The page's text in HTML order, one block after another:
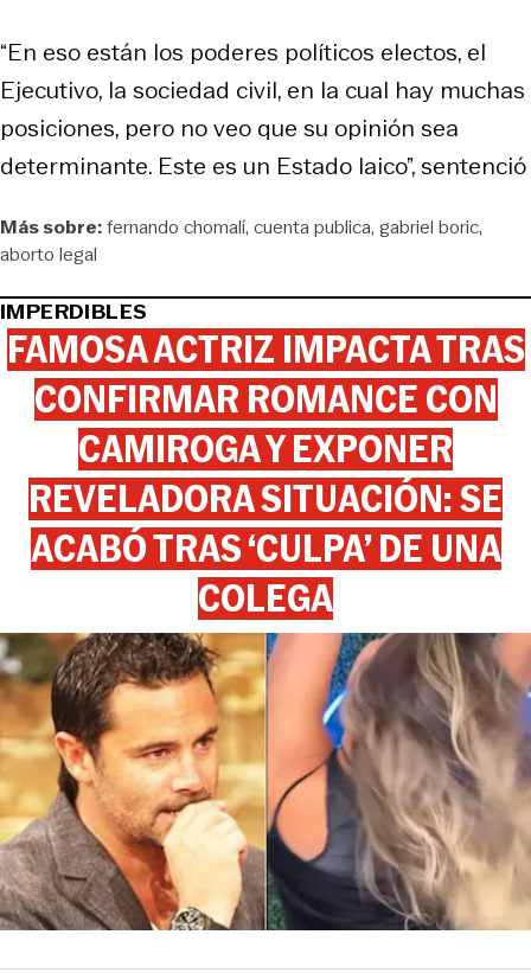
“En eso están los poderes políticos electos, el
Ejecutivo, la sociedad civil, en la cual hay muchas
posiciones, pero no veo que su opinión sea
determinante. Este es un Estado laico”, sentenció
Más sobre:fernando chomalí cuenta publica gabriel boric
aborto legal
IMPERDIBLES
FAMOSA ACTRIZ IMPACTA TRAS
CONFIRMAR ROMANCE CON
CAMIROGA Y EXPONER
REVELADORA SITUACIÓN: SE
ACABÓ TRAS ‘CULPA’ DE UNA
COLEGA